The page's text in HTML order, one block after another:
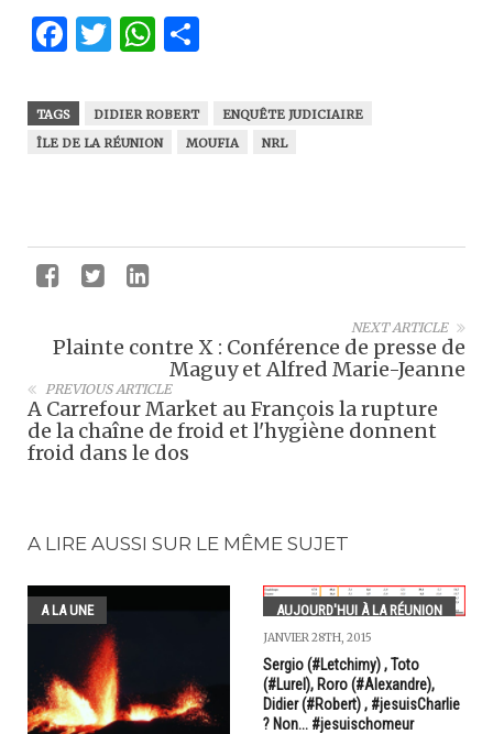
Facebook
Twitter
WhatsApp
TAGS DIDIER ROBERT
ENQUÊTE JUDICIAIRE
ÎLE DE LA RÉUNION
MOUFIA NRL
NEXT ARTICLE
Plainte contre X : Conférence de presse de
Maguy et Alfred Marie-Jeanne
PREVIOUS ARTICLE
A Carrefour Market au François la rupture
de la chaîne de froid et l'hygiène donnent
froid dans le dos
A LIRE AUSSI SUR LE MÊME SUJET
A LA UNE AUJOURD'HUI À LA RÉUNION
JANVIER 28TH, 2015
Sergio (#Letchimy) , Toto
(#Lurel), Roro (#Alexandre),
Didier (#Robert) , #jesuisCharlie
? Non... #jesuischomeur